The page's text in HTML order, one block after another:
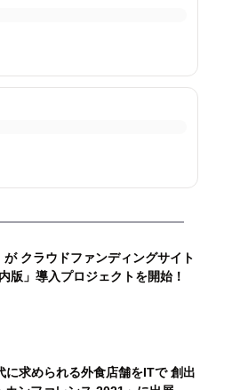
クラウドファンディングサイト
」導入プロジェクトを開始！
求められる外食店舗をITで 創出